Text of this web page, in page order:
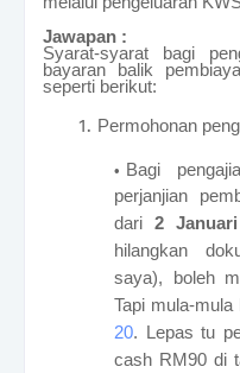
Jawapan :
Syarat-syarat bagi
bayaran balik
seperti berikut:
Permohonan
Bagi
perjanjian
dari2
hilangkan
saya), boleh
Tapi mula-
20. Lepas tu
cash RM90 di